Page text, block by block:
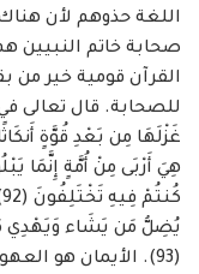
اللغة حذوهم لأن
‏صحابة خاتم النبيين
القرآن قومية خير من
للصحابة. قال تعالى
غَزْلَهَا ‏مِن بَعْدِ قُوَّةٍ
هِيَ أَرْبَى مِنْ أُمَّةٍ إِنَّمَا
يُضِلُّ مَن يَشَاء وَيَهْدِي
(93). الأيمان هو